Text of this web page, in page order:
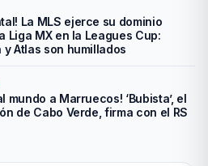
La MLS ejerce su dominio
Liga MX en la Leagues Cup:
y Atlas son humillados
mundo a Marruecos! ‘Bubista’, el
de Cabo Verde, firma con el RS